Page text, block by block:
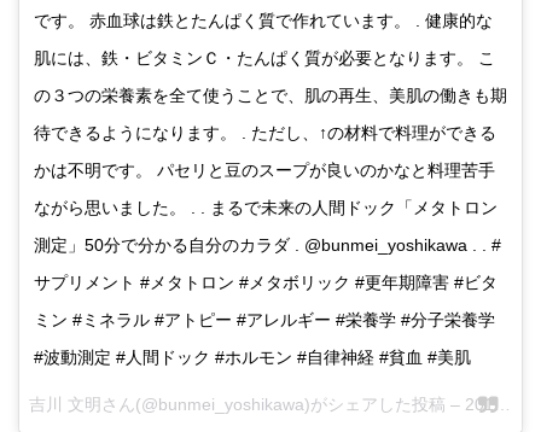
です。 赤血球は鉄とたんぱく質で作れています。 . 健康的な
肌には、鉄・ビタミンＣ・たんぱく質が必要となります。 こ
の３つの栄養素を全て使うことで、肌の再生、美肌の働きも期
待できるようになります。 . ただし、↑の材料で料理ができる
かは不明です。 パセリと豆のスープが良いのかなと料理苦手
ながら思いました。 . . まるで未来の人間ドック「メタトロン
測定」50分で分かる自分のカラダ . @bunmei_yoshikawa . . #
サプリメント #メタトロン #メタボリック #更年期障害 #ビタ
ミン #ミネラル #アトピー #アレルギー #栄養学 #分子栄養学
#波動測定 #人間ドック #ホルモン #自律神経 #貧血 #美肌
吉川 文明さん(@bunmei_yoshikawa)がシェアした投稿 – 2017 5月 27 5:18午後 PDT